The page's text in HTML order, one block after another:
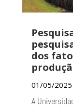
dos
01/05/2025
A